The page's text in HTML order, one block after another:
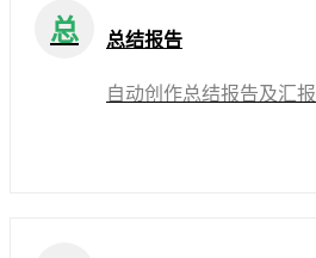
总 总结报告
自动创作总结报告及汇报